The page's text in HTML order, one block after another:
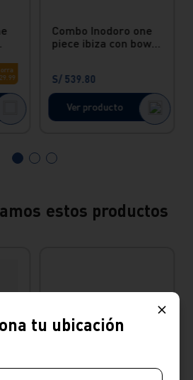
29. 99
Combo Inodoro one
piece ibiza con bowl
S/ 539.80
Ver producto
estos productos
tu ubicación